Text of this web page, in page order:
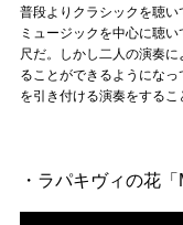
普段よりクラシックを聴
ミュージックを中心に聴
尺だ。しかし二人の演奏
ることができるようにな
を引き付ける演奏をするこ
・ラパキヴィの花「